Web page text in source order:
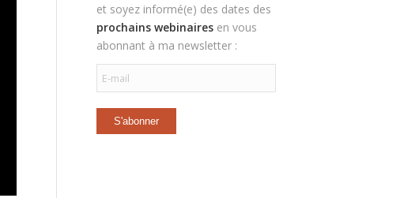
et soyez informé(e) des dates des
prochains webinairesen vous
abonnant à ma newsletter :